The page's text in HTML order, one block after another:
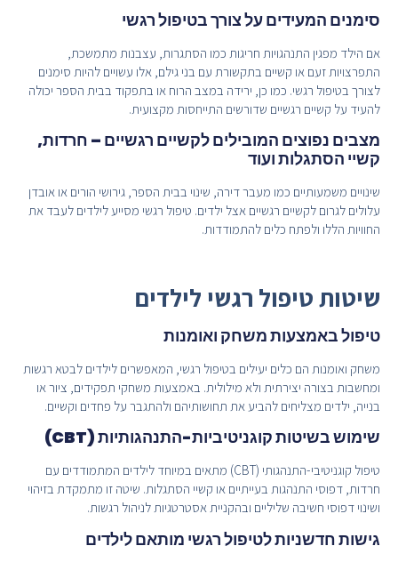
סימנים המעידים על צורך בטיפול רגשי
אם הילד מפגין התנהגויות חריגות כמו הסתגרות, עצבנות מתמשכת,
התפרצויות זעם או קשיים בתקשורת עם בני גילם, אלו עשויים להיות סימנים
לצורך בטיפול רגשי. כמו כן, ירידה במצב הרוח או בתפקוד בבית הספר יכולה
להעיד על קשיים רגשיים שדורשים התייחסות מקצועית.
מצבים נפוצים המובילים לקשיים רגשיים – חרדות,
קשיי הסתגלות ועוד
שינויים משמעותיים כמו מעבר דירה, שינוי בבית הספר, גירושי הורים או אובדן
עלולים לגרום לקשיים רגשיים אצל ילדים. טיפול רגשי מסייע לילדים לעבד את
החוויות הללו ולפתח כלים להתמודדות.
שיטות טיפול רגשי לילדים
טיפול באמצעות משחק ואומנות
משחק ואומנות הם כלים יעילים בטיפול רגשי, המאפשרים לילדים לבטא רגשות
ומחשבות בצורה יצירתית ולא מילולית. באמצעות משחקי תפקידים, ציור או
בנייה, ילדים מצליחים להביע את תחושותיהם ולהתגבר על פחדים וקשיים.
שימוש בשיטות קוגניטיביות-התנהגותיות (CBT)
טיפול קוגניטיבי-התנהגותי (CBT) מתאים במיוחד לילדים המתמודדים עם
חרדות, דפוסי התנהגות בעייתיים או קשיי הסתגלות. שיטה זו מתמקדת בזיהוי
ושינוי דפוסי חשיבה שליליים ובהקניית אסטרטגיות לניהול רגשות.
גישות חדשניות לטיפול רגשי מותאם לילדים